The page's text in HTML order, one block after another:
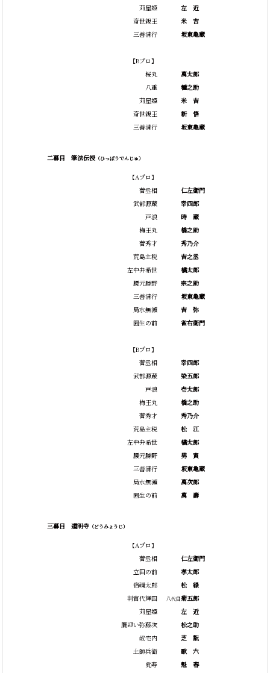
苅屋姫
斎世親王
三善清行
【Bプロ】
桜丸
八重
苅屋姫
斎世親王
三善清行
左
近
米
吉
坂東亀蔵
萬太郎
種之助
米
吉
新
悟
坂東亀蔵
二幕目 筆法伝授（ひっぽうでんじゅ）
【Aプロ】
菅丞相
武部源蔵
戸浪
梅王丸
菅秀才
荒島主税
左中弁希世
腰元勝野
三善清行
局水無瀬
園生の前
【Bプロ】
菅丞相
武部源蔵
戸浪
梅王丸
菅秀才
荒島主税
左中弁希世
腰元勝野
三善清行
局水無瀬
園生の前
仁左衛門
幸四郎
時
蔵
橋之助
秀乃介
吉之丞
橘太郎
宗之助
坂東亀蔵
吉
弥
雀右衛門
幸四郎
染五郎
壱太郎
橋之助
秀乃介
松
江
橘太郎
男
寅
坂東亀蔵
萬次郎
萬
壽
三幕目 道明寺（どうみょうじ）
【Aプロ】
菅丞相
立田の前
宿禰太郎
判官代輝国
苅屋姫
贋迎い弥藤次
奴宅内
土師兵衛
覚寿
仁左衛門
孝太郎
松
緑
八代目菊五郎
左
近
松之助
芝
翫
歌
六
魁
春